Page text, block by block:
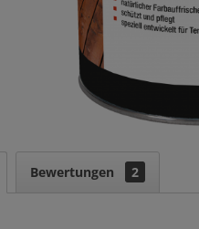
Bewertungen 2